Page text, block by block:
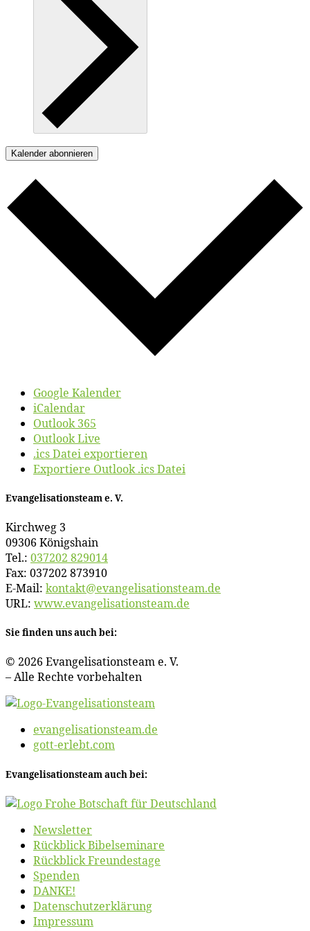
Kalender abonnieren
Google Kalender
iCalendar
Outlook 365
Outlook Live
.ics Datei exportieren
Exportiere Outlook .ics Datei
Evan­ge­li­sa­ti­ons­team e. V.
Kirch­weg 3
09306 Königshain
Tel.: 037202 829014
Fax: 037202 873910
E‑Mail: kontakt@​evangelisationsteam.​de
URL: www​.evan​ge​li​sa​ti​ons​team​.de
Sie fin­den uns auch bei:
© 2026 Evan­ge­li­sa­ti­ons­team e. V.
– Al­le Rech­te vorbehalten
evangelisationsteam.de
gott-erlebt.com
Evan­ge­li­sa­ti­ons­team auch bei:
News­let­ter
Rück­blick Bibelseminare
Rück­blick Freundestage
Spen­den
DANKE!
Daten­schutz­er­klä­rung
Im­pres­sum